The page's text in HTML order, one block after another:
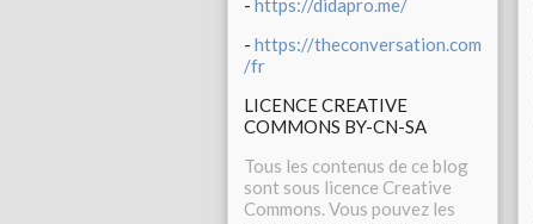
- https://didapro.me/
- https://theconversation.com
/fr
LICENCE CREATIVE
COMMONS BY-CN-SA
Tous les contenus de ce blog
sont sous licence Creative
Commons. Vous pouvez les